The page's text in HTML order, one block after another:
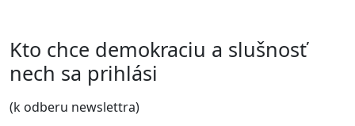
Kto chce demokraciu a slušnosť
nech sa prihlási
(k odberu newslettra)